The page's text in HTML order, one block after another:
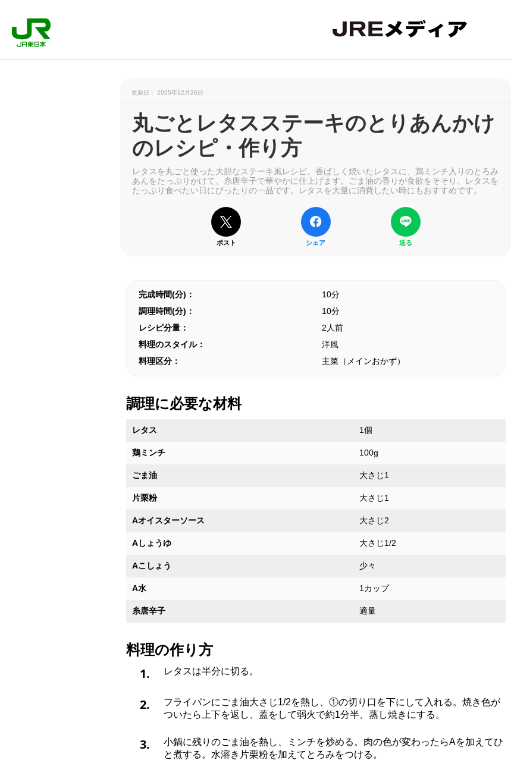
更新日： 2025年12月26日
丸ごとレタスステーキのとりあんかけ
のレシピ・作り方
レタスを丸ごと使った大胆なステーキ風レシピ。香ばしく焼いたレタスに、鶏ミンチ入りのとろみ
あんをたっぷりかけて、糸唐辛子で華やかに仕上げます。ごま油の香りが食欲をそそり、レタスを
たっぷり食べたい日にぴったりの一品です。レタスを大量に消費したい時にもおすすめです。
ポスト シェア 送る
完成時間(分)：
10分
調理時間(分)：
10分
レシピ分量：
2人前
料理のスタイル：
洋風
料理区分：
主菜（メインおかず）
調理に必要な材料
レタス 1個
鶏ミンチ 100g
ごま油 大さじ1
片栗粉 大さじ1
Aオイスターソース 大さじ2
Aしょうゆ 大さじ1/2
Aこしょう 少々
A水 1カップ
糸唐辛子 適量
料理の作り方
1.
レタスは半分に切る。
2.
フライパンにごま油大さじ1/2を熱し、①の切り口を下にして入れる。焼き色が
ついたら上下を返し、蓋をして弱火で約1分半、蒸し焼きにする。
3.
小鍋に残りのごま油を熱し、ミンチを炒める。肉の色が変わったらAを加えてひ
と煮する。水溶き片栗粉を加えてとろみをつける。